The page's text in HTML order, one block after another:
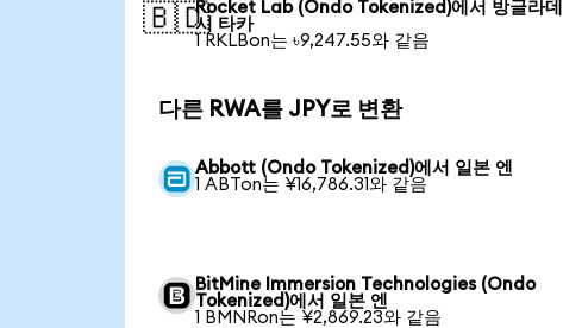
🇧🇩Rocket Lab (Ondo Tokenized)에서 방글라데
시 타카
1 RKLBon는 ৳9,247.55와 같음
다른 RWA를 JPY로 변환
Abbott (Ondo Tokenized)에서 일본 엔
1 ABTon는 ¥16,786.31와 같음
BitMine Immersion Technologies (Ondo
Tokenized)에서 일본 엔
1 BMNRon는 ¥2,869.23와 같음